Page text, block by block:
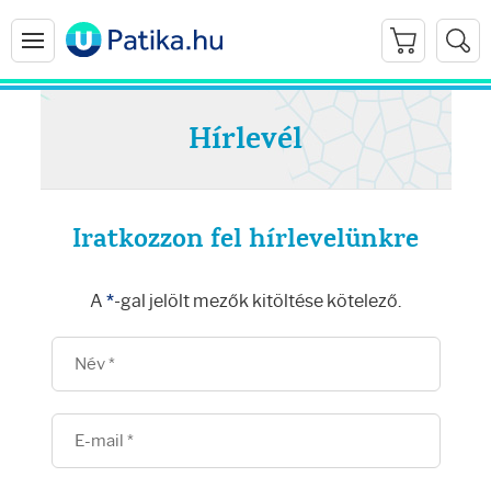
Hírlevél
Iratkozzon fel hírlevelünkre
A *-gal jelölt mezők kitöltése kötelező.
Arcápolás
Ránctalanítók
Hidratálók
Arctisztítók